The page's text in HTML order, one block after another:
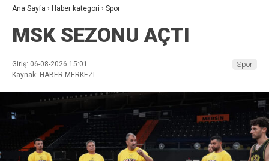
Ana Sayfa › Haber kategori › Spor
MSK SEZONU AÇTI
Giriş: 06-08-2026 15:01
Kaynak: HABER MERKEZI
Spor